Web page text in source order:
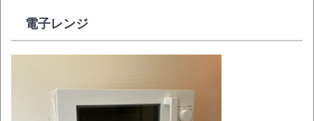
電子レンジ